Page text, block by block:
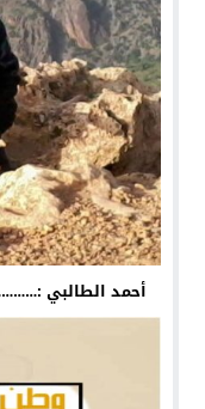
أحمد الطالبي